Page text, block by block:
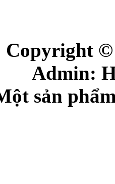
Copyright ©
Admin:
sản